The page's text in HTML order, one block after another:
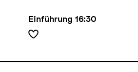
Einführung 16:30